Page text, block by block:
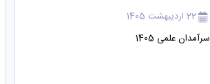
22 اردیبهشت 1405
سرآمدان علمی 1405